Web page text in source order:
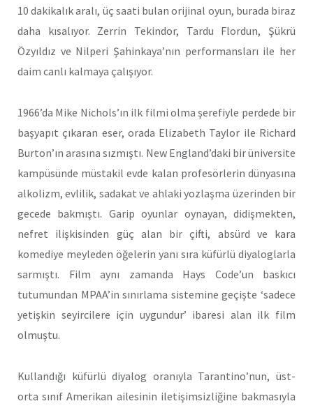
10 dakikalık aralı, üç saati bulan orijinal oyun, burada biraz
daha kısalıyor. Zerrin Tekindor, Tardu Flordun, Şükrü
Özyıldız ve Nilperi Şahinkaya’nın performansları ile her
daim canlı kalmaya çalışıyor.
1966’da Mike Nichols’ın ilk filmi olma şerefiyle perdede bir
başyapıt çıkaran eser, orada Elizabeth Taylor ile Richard
Burton’ın arasına sızmıştı. New England’daki bir üniversite
kampüsünde müstakil evde kalan profesörlerin dünyasına
alkolizm, evlilik, sadakat ve ahlaki yozlaşma üzerinden bir
gecede bakmıştı. Garip oyunlar oynayan, didişmekten,
nefret ilişkisinden güç alan bir çifti, absürd ve kara
komediye meyleden öğelerin yanı sıra küfürlü diyaloglarla
sarmıştı. Film aynı zamanda Hays Code’un baskıcı
tutumundan MPAA’in sınırlama sistemine geçişte ‘sadece
yetişkin seyircilere için uygundur’ ibaresi alan ilk film
olmuştu.
Kullandığı küfürlü diyalog oranıyla Tarantino’nun, üst-
orta sınıf Amerikan ailesinin iletişimsizliğine bakmasıyla